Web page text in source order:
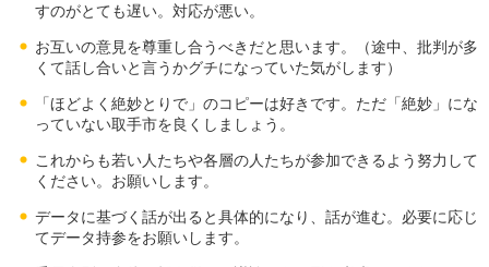
すのがとても遅い。対応が悪い。
お互いの意見を尊重し合うべきだと思います。（途中、批判が多
くて話し合いと言うかグチになっていた気がします）
「ほどよく絶妙とりで」のコピーは好きです。ただ「絶妙」にな
っていない取手市を良くしましょう。
これからも若い人たちや各層の人たちが参加できるよう努力して
ください。お願いします。
データに基づく話が出ると具体的になり、話が進む。必要に応じ
てデータ持参をお願いします。